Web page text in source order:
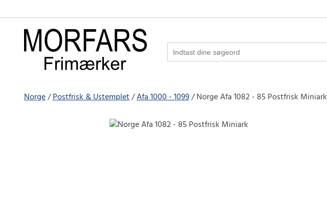
Norge Postfrisk & Ustemplet Afa 1000 - 1099 Norge Afa 1082 - 85 Postfrisk Miniark